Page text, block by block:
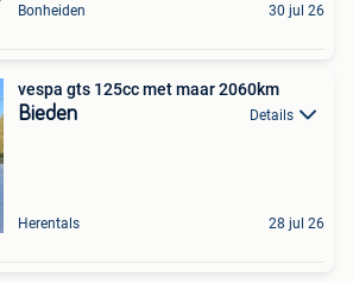
Bonheiden 30 jul 26
vespa gts 125cc met maar 2060km
Bieden Details
Herentals 28 jul 26